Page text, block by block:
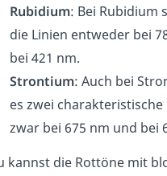
Rubidium: Bei Rubidium
die Linien entweder bei
bei 421 nm.
Strontium: Auch bei
es zwei charakteristische
zwar bei 675 nm und bei
kannst die Rottöne mit